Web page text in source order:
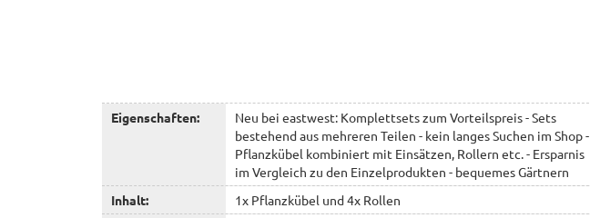
Eigenschaften:
Neu bei eastwest: Komplettsets zum Vorteilspreis - Sets
bestehend aus mehreren Teilen - kein langes Suchen im Shop -
Pflanzkübel kombiniert mit Einsätzen, Rollern etc. - Ersparnis
im Vergleich zu den Einzelprodukten - bequemes Gärtnern
Inhalt:
1x Pflanzkübel und 4x Rollen